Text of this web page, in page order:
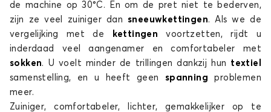
de machine op 30°C. En om de pret niet te bederven,
zijn ze veel zuiniger dansneeuwkettingen. Als we de
vergelijking met de
kettingen voortzetten, rijdt u
inderdaad veel aangenamer en comfortabeler met
sokken. U voelt minder de trillingen dankzij hun textiel
samenstelling, en u heeft geen spanning problemen
meer.
Zuiniger, comfortabeler, lichter, gemakkelijker op te